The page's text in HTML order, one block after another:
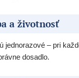
a životnosť
jednorazové – pri
dosadlo.